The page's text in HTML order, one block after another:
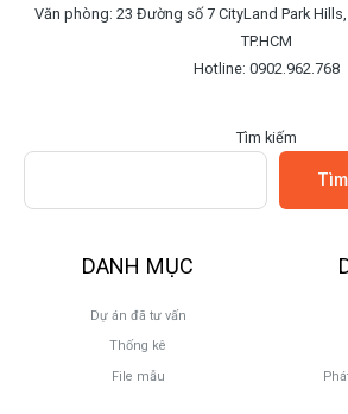
Văn phòng: 23 Đường số 7 CityLand Park Hills,
TP.HCM
Hotline: 0902.962.768
Tìm kiếm
DANH MỤC
Dự án đã tư vấn
Thống kê
File mẫu